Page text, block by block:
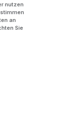
nutzen
an
Sie